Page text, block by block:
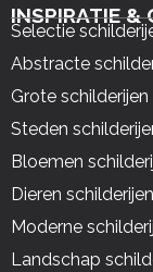
INSPIRATIE &
Selectie
Abstracte
Grote schilderijen
Steden
Bloemen
Dieren schilderijen
Moderne
Landschap